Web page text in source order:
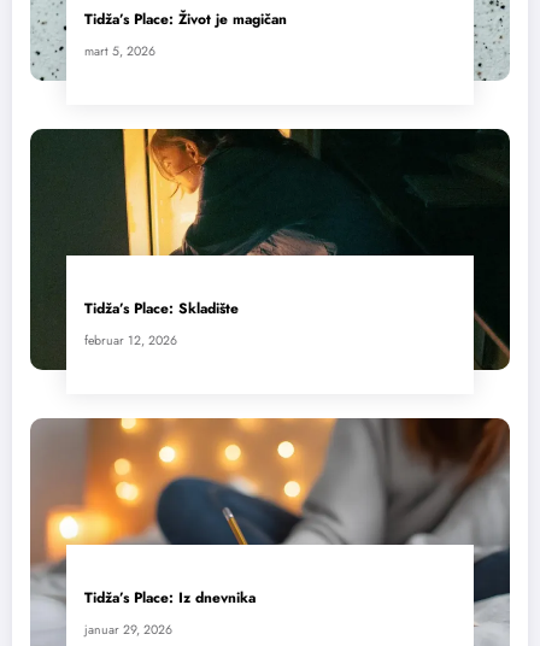
Tidža’s Place: Život je magičan
mart 5, 2026
Tidža’s Place: Skladište
februar 12, 2026
Tidža’s Place: Iz dnevnika
januar 29, 2026